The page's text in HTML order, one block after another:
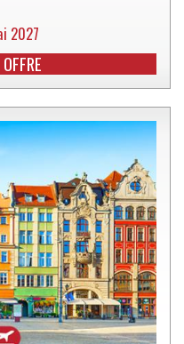
2027